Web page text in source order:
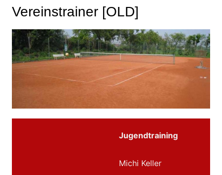
Vereinstrainer [OLD]
Jugendtraining
Michi Keller